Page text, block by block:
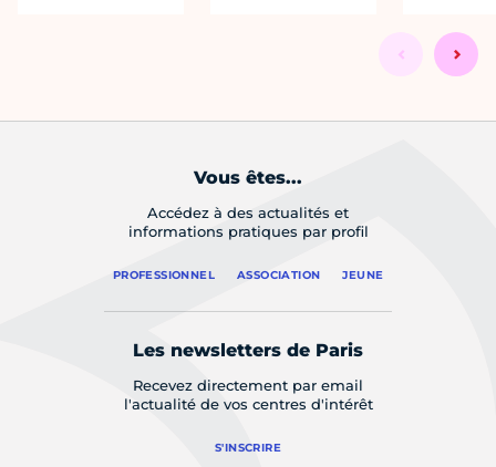
Vous êtes...
Accédez à des actualités et
informations pratiques par profil
PROFESSIONNEL ASSOCIATION JEUNE
Les newsletters de Paris
Recevez directement par email
l'actualité de vos centres d'intérêt
S'INSCRIRE